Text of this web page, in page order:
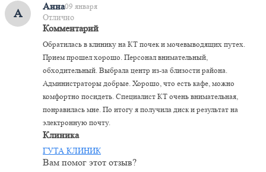
А
Анна09 января
Отлично
Комментарий
Обратилась в клинику на КТ почек и мочевыводящих путех.
Прием прошел хорошо. Персонал внимательный,
обходительный. Выбрала центр из-за близости района.
Администраторы добрые. Хорошо, что есть кафе, можно
комфортно посидеть. Специалист КТ очень внимательная,
понравилась мне. По итогу я получила диск и результат на
электронную почту.
Клиника
ГУТА КЛИНИК
Вам помог этот отзыв?